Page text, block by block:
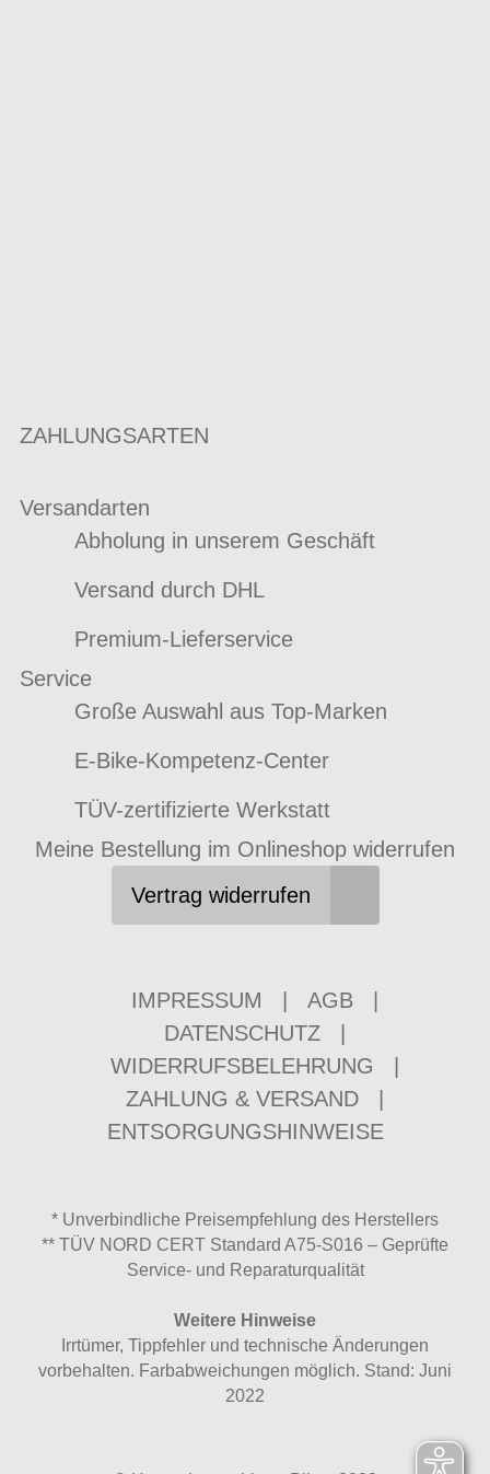
ZAHLUNGSARTEN
Versandarten
Abholung in unserem Geschäft
Versand durch DHL
Premium-Lieferservice
Service
Große Auswahl aus Top-Marken
E-Bike-Kompetenz-Center
TÜV-zertifizierte Werkstatt
Meine Bestellung im Onlineshop widerrufen
Vertrag widerrufen
IMPRESSUM AGB
DATENSCHUTZ
WIDERRUFSBELEHRUNG
ZAHLUNG & VERSAND
ENTSORGUNGSHINWEISE
* Unverbindliche Preisempfehlung des Herstellers
** TÜV NORD CERT Standard A75-S016 – Geprüfte
Service- und Reparaturqualität
Weitere Hinweise
Irrtümer, Tippfehler und technische Änderungen
vorbehalten. Farbabweichungen möglich. Stand: Juni
2022